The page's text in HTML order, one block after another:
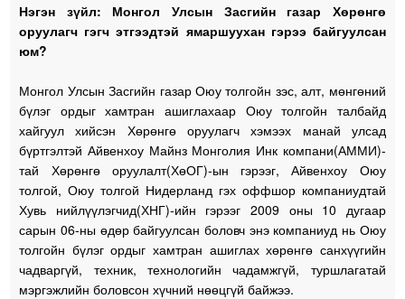
Нэгэн зүйл: Монгол Улсын Засгийн газар Хөрөнгө
оруулагч гэгч этгээдтэй ямаршуухан гэрээ байгуулсан
юм?
Монгол Улсын Засгийн газар Оюу толгойн зэс, алт, мөнгөний
бүлэг ордыг хамтран ашиглахаар Оюу толгойн талбайд
хайгуул хийсэн Хөрөнгө оруулагч хэмээх манай улсад
бүртгэлтэй Айвенхоу Майнз Монголия Инк компани(АММИ)-
тай Хөрөнгө оруулалт(ХөОГ)-ын гэрээг, Айвенхоу Оюу
толгой, Оюу толгой Нидерланд гэх оффшор компаниудтай
Хувь нийлүүлэгчид(ХНГ)-ийн гэрээг 2009 оны 10 дугаар
сарын 06-ны өдөр байгуулсан боловч энэ компаниуд нь Оюу
толгойн бүлэг ордыг хамтран ашиглах хөрөнгө санхүүгийн
чадваргүй, техник, технологийн чадамжгүй, туршлагатай
мэргэжлийн боловсон хүчний нөөцгүй байжээ.